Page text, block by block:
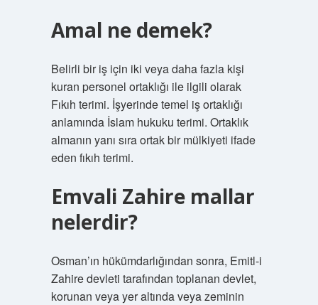
Amal ne demek?
Belirli bir iş için iki veya daha fazla kişi
kuran personel ortaklığı ile ilgili olarak
Fıkıh terimi. İşyerinde temel iş ortaklığı
anlamında İslam hukuku terimi. Ortaklık
almanın yanı sıra ortak bir mülkiyeti ifade
eden fıkıh terimi.
Emvali Zahire mallar
nelerdir?
Osman’ın hükümdarlığından sonra, Emitl-i
Zahire devleti tarafından toplanan devlet,
korunan veya yer altında veya zeminin